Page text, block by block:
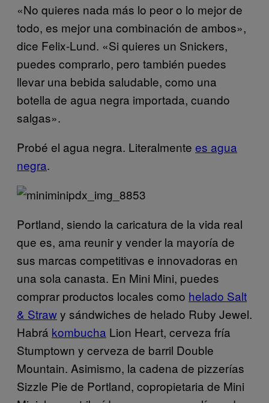
«No quieres nada más lo peor o lo mejor de
todo, es mejor una combinación de ambos»,
dice Felix-Lund. «Si quieres un Snickers,
puedes comprarlo, pero también puedes
llevar una bebida saludable, como una
botella de agua negra importada, cuando
salgas».
Probé el agua negra. Literalmente es agua
negra.
Portland, siendo la caricatura de la vida real
que es, ama reunir y vender la mayoría de
sus marcas competitivas e innovadoras en
una sola canasta. En Mini Mini, puedes
comprar productos locales como helado Salt
& Strawy sándwiches de helado Ruby Jewel.
Habrá kombucha Lion Heart, cerveza fría
Stumptown y cerveza de barril Double
Mountain. Asimismo, la cadena de pizzerías
Sizzle Pie de Portland, copropietaria de Mini